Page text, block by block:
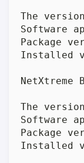
The
Software
Package
Installed
NetXtreme
The
Software
Package
Installed